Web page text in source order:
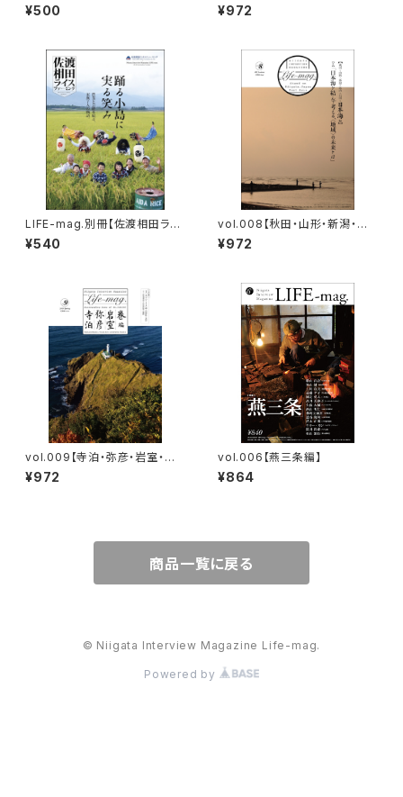
¥500 ¥972
LIFE-mag.別冊【佐渡相田ライ
スファーミング】
¥540
vol.008【秋田・山形・新潟・富
山・石川＝日本海編】
¥972
vol.009【寺泊・弥彦・岩室・巻
編】
¥972
vol.006【燕三条編】
¥864
商品一覧に戻る
© Niigata Interview Magazine Life-mag.
Powered by